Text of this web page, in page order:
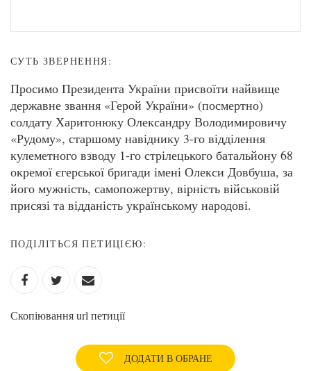
СУТЬ ЗВЕРНЕННЯ:
Просимо Президента України присвоїти найвище
державне звання «Герой України» (посмертно)
солдату Харитонюку Олександру Володимировичу
«Рудому», старшому навіднику 3-го відділення
кулеметного взводу 1-го стрілецького батальйону 68
окремої єгерської бригади імені Олекси Довбуша, за
його мужність, самопожертву, вірність військовій
присязі та відданість українському народові.
ПОДІЛІТЬСЯ ПЕТИЦІЄЮ:
Скопіювання url петиції
ДОДАТИ В ОБРАНЕ